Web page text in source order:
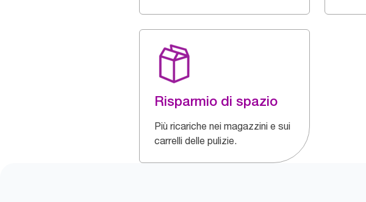
Risparmio di spazio
Più ricariche nei magazzini e sui
carrelli delle pulizie.